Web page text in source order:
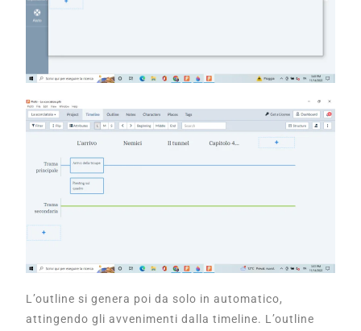
L’outline si genera poi da solo in automatico,
attingendo gli avvenimenti dalla timeline. L’outline